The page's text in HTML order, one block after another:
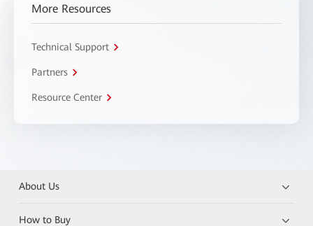
More Resources
Technical Support
Partners
Resource Center
About Us
How to Buy